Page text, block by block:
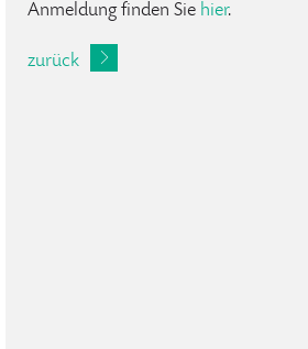
Anmeldung finden Sie hier.
zurück